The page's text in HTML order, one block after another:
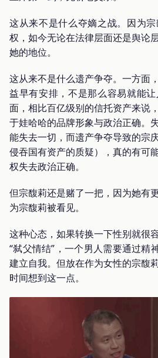
这从来不是什么夺嫡之战。因为
权，如今无论在法律层面还是舆论
她的地位。
这从来不是什么遗产争夺。一方面
益早有安排，不是那么容易就能
面，相比百亿级别的信托资产来说
于娃哈哈的品牌形象与政治正确。
能失去一切，而遗产争夺导致的宗
侵吞国有资产的质疑），真的有可
权失去政治正确。
但宗馥莉还是赌了一把，因为她有
为宗馥莉被看见。
这种心态，如果转换一下性别就很
“弑父情结”，一个男人需要通过精
建立自我。但放在作为女性的宗馥
时间想到这一点。